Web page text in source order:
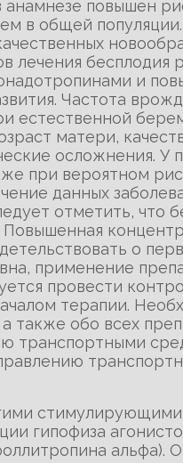
анамнезе повышен
в общей
лечения бесплодия
и
Частота
естественной
матери,
осложнения. У
при вероятном
данных
отметить, что
о
применение
провести
терапии.
также обо всех
транспортными
стимулирующими
гипофиза
альфа).